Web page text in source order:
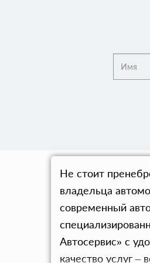
Не стоит
владельца
современный
Автосервис» с
качество услуг –